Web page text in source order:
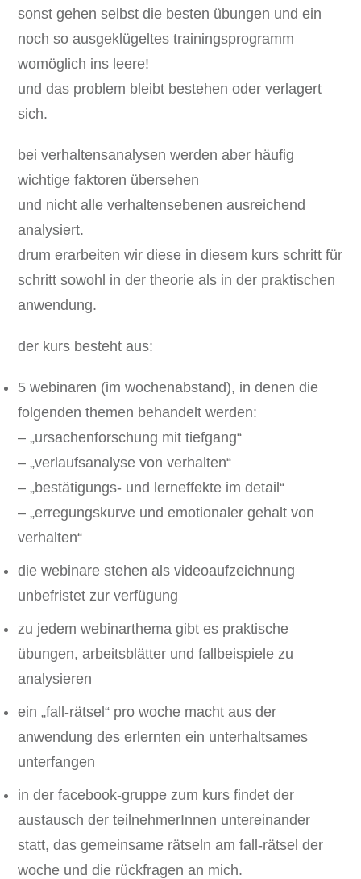
sonst gehen selbst die besten übungen und ein
noch so ausgeklügeltes trainingsprogramm
womöglich ins leere!
und das problem bleibt bestehen oder verlagert
sich.
bei verhaltensanalysen werden aber häufig
wichtige faktoren übersehen
und nicht alle verhaltensebenen ausreichend
analysiert.
drum erarbeiten wir diese in diesem kurs schritt für
schritt sowohl in der theorie als in der praktischen
anwendung.
der kurs besteht aus:
5 webinaren (im wochenabstand), in denen die
folgenden themen behandelt werden:
– „ursachenforschung mit tiefgang“
– „verlaufsanalyse von verhalten“
– „bestätigungs- und lerneffekte im detail“
– „erregungskurve und emotionaler gehalt von
verhalten“
die webinare stehen als videoaufzeichnung
unbefristet zur verfügung
zu jedem webinarthema gibt es praktische
übungen, arbeitsblätter und fallbeispiele zu
analysieren
ein „fall-rätsel“ pro woche macht aus der
anwendung des erlernten ein unterhaltsames
unterfangen
in der facebook-gruppe zum kurs findet der
austausch der teilnehmerInnen untereinander
statt, das gemeinsame rätseln am fall-rätsel der
woche und die rückfragen an mich.